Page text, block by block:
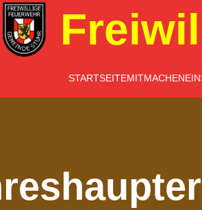
STARTSEITEMITMACHEN